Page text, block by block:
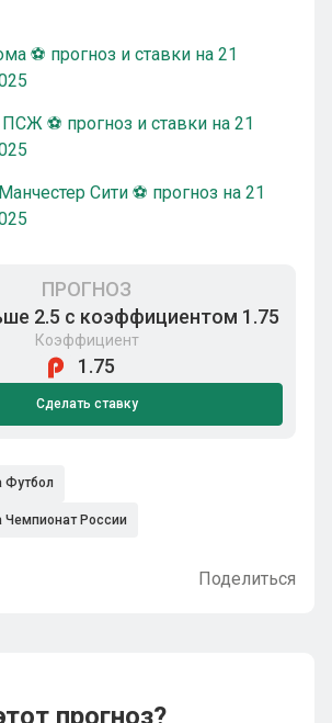
⚽ прогноз и ставки на 21
⚽ прогноз и ставки на 21
Сити ⚽ прогноз на 21
ПРОГНОЗ
2.5 с коэффициентом 1.75
Коэффициент
1.75
Сделать ставку
Футбол
Чемпионат России
Поделиться
прогноз?